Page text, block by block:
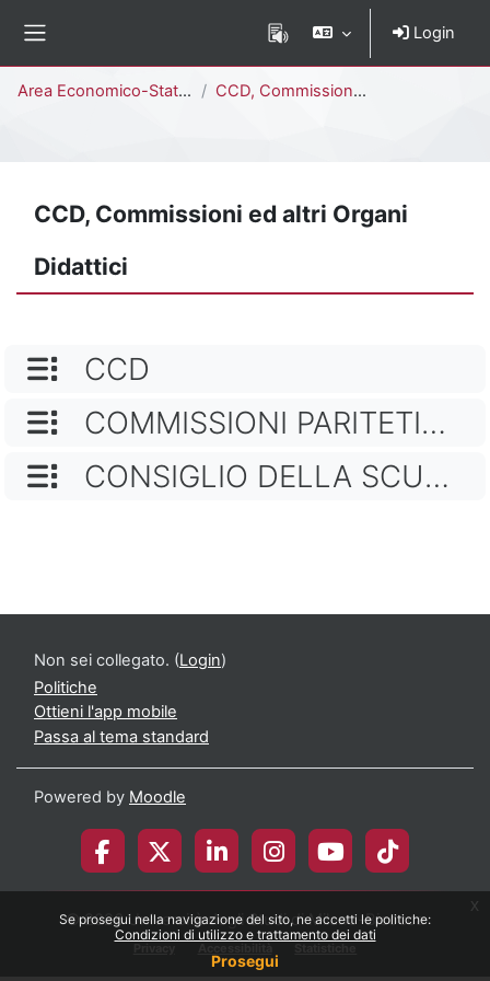
Se prosegui nella navigazione del sito, ne accetti le politiche:
Condizioni di utilizzo e trattamento dei dati
Prosegui
x
Login
Area Economico-Statistica CCD, Commissioni ed altri Organi Didattici
CCD, Commissioni ed altri Organi
Didattici
NOME CATEGORIA
CCD
NOME CATEGORIA
COMMISSIONI PARITETICHE
NOME CATEGORIA
CONSIGLIO DELLA SCUOLA
Non sei collegato. (Login)
Politiche
Ottieni l'app mobile
Passa al tema standard
Powered by Moodle
© 2026 Università degli Studi di Milano-Bicocca